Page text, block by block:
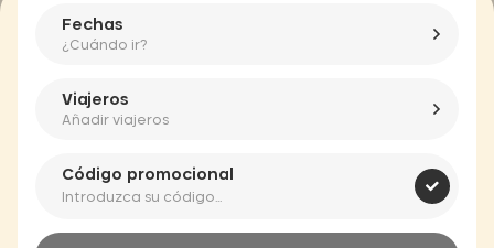
Fechas
¿Cuándo ir?
Viajeros
Añadir viajeros
Código promocional